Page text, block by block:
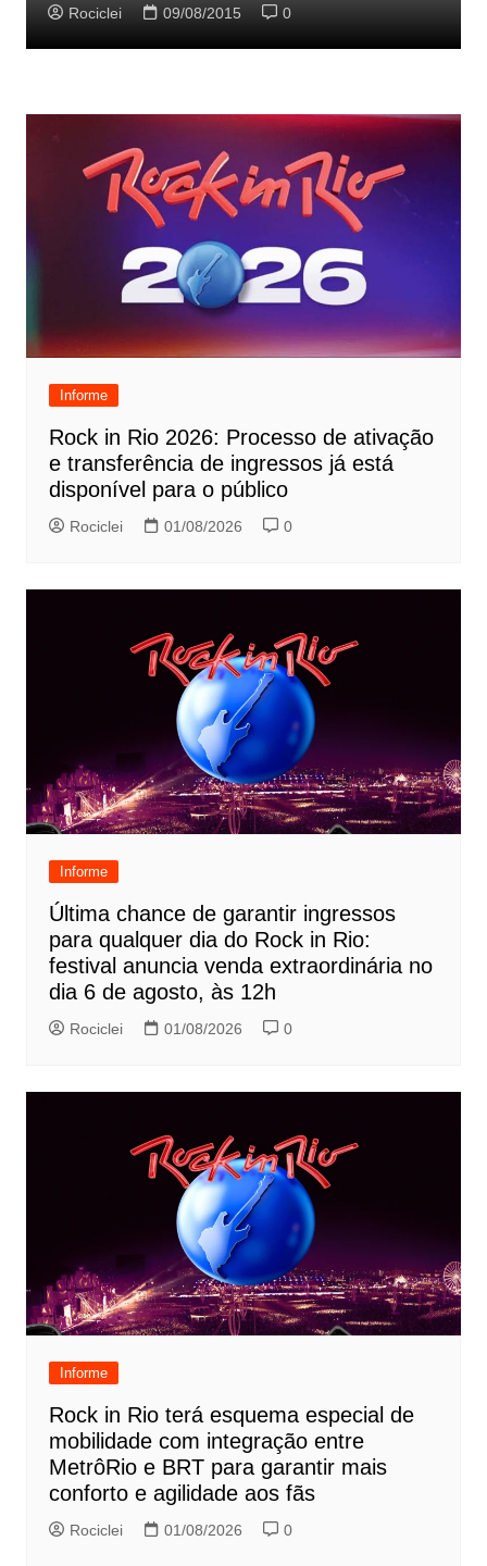
Rociclei 09/08/2015 0
Informe
Rock in Rio 2026: Processo de ativação
e transferência de ingressos já está
disponível para o público
Rociclei 01/08/2026 0
Informe
Última chance de garantir ingressos
para qualquer dia do Rock in Rio:
festival anuncia venda extraordinária no
dia 6 de agosto, às 12h
Rociclei 01/08/2026 0
Informe
Rock in Rio terá esquema especial de
mobilidade com integração entre
MetrôRio e BRT para garantir mais
conforto e agilidade aos fãs
Rociclei 01/08/2026 0